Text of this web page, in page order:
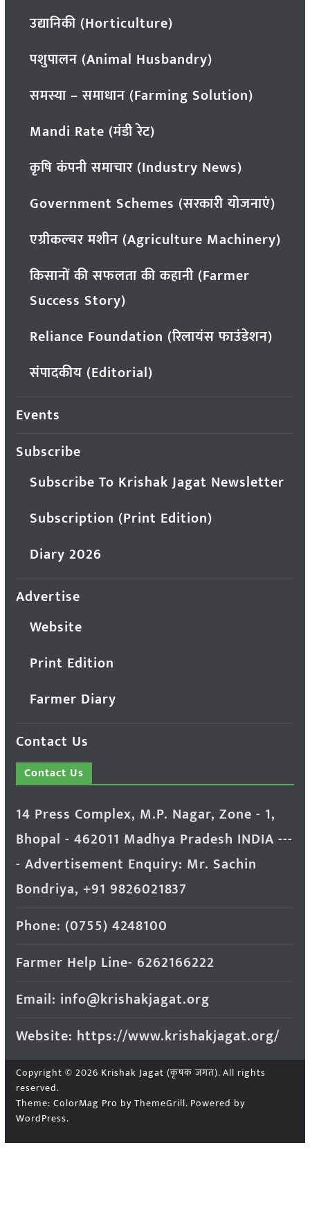
उद्यानिकी (Horticulture)
पशुपालन (Animal Husbandry)
समस्या – समाधान (Farming Solution)
Mandi Rate (मंडी रेट)
कृषि कंपनी समाचार (Industry News)
Government Schemes (सरकारी योजनाएं)
एग्रीकल्चर मशीन (Agriculture Machinery)
किसानों की सफलता की कहानी (Farmer
Success Story)
Reliance Foundation (रिलायंस फाउंडेशन)
संपादकीय (Editorial)
Events
Subscribe
Subscribe To Krishak Jagat Newsletter
Subscription (Print Edition)
Diary 2026
Advertise
Website
Print Edition
Farmer Diary
Contact Us
Contact Us
14 Press Complex, M.P. Nagar, Zone - 1,
Bhopal - 462011 Madhya Pradesh INDIA ---
- Advertisement Enquiry: Mr. Sachin
Bondriya, +91 9826021837
Phone: (0755) 4248100
Farmer Help Line- 6262166222
Email: info@krishakjagat.org
Website: https://www.krishakjagat.org/
Copyright © 2026 Krishak Jagat (कृषक जगत). All rights
reserved.
Theme: ColorMag Pro by ThemeGrill. Powered by
WordPress.